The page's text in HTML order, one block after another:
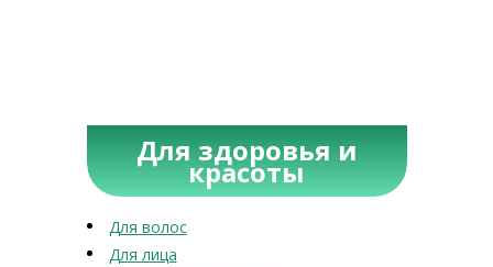
Для здоровья и
красоты
Для волос
Для лица